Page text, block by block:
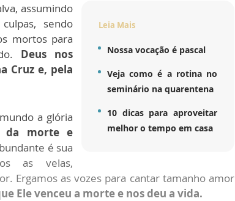
Leia Mais
Nossa vocação é pascal
Veja como é a rotina no
seminário na quarentena
10 dicas para aproveitar
melhor o tempo em casa
assumindo
sendo
mortos para
Deus nos
Cruz e, pela
a glória
da morte e
é sua
as velas,
Ergamos as vozes para cantar tamanho amor
Ele venceu a morte e nos deu a vida.